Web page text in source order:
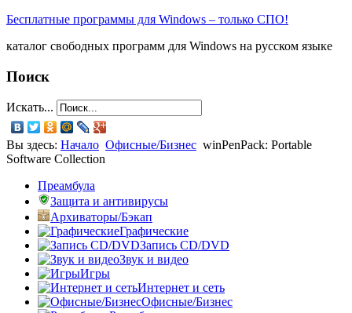
Бесплатные программы для Windows – только СПО!
каталог свободных программ для Windows на русском языке
Поиск
Искать...
Вы здесь: Начало Офисные/Бизнес winPenPack: Portable
Software Collection
Преамбула
Защита и антивирусы
Архиваторы/Бэкап
Графические
Запись CD/DVD
Звук и видео
Игры
Интернет и сеть
Офисные/Бизнес